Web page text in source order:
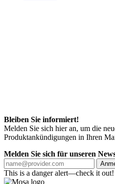
Bleiben Sie informiert!
Melden Sie sich hier an, um die
Produktankündigungen in Ihren
Melden Sie sich für unseren
This is a danger alert—check it out!